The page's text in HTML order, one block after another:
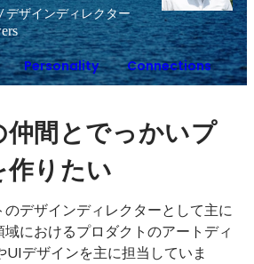
デザインディレクター
Personality Connections
間とでっかいプ
作りたい
デザインディレクターとして主に
域におけるプロダクトのアートディ
UIデザインを主に担当していま